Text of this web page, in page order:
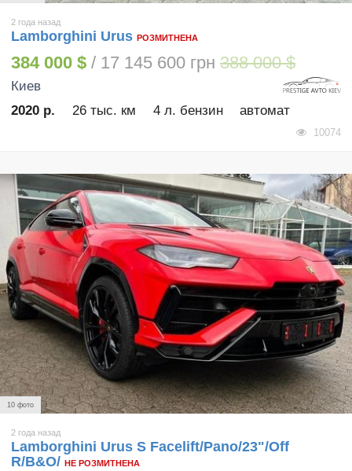
2 года назад
Lamborghini Urus РОЗМИТНЕНА
384 000 $ / 17 145 600 грн 388 000 $
Киев
2020 р.
26 тыс. км 4 л. бензин автомат
10074
10 фото
2 года назад
Lamborghini Urus S Facelift/Pano/23"/Off
R/B&O/ НЕ РОЗМИТНЕНА